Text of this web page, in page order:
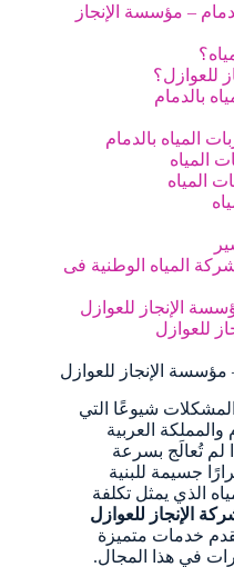
– مؤسسة الإنجاز
للعوازل؟
بالدمام
بالدمام
المياه
المياه
المياه الوطنية فى
الإنجاز للعوازل
للعوازل
الإنجاز للعوازل
شيوعًا التي
العربية
لم تُعالَج بسرعة
جسيمة للبنية
الذي يمثل تكلفة
الإنجاز للعوازل
خدمات متميزة
في هذا المجال.